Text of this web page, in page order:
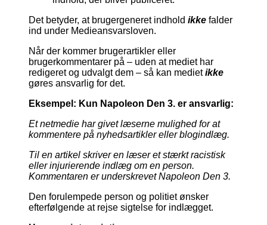
Det betyder, at brugergeneret indhold ikke falder
ind under Medieansvarsloven.
Når der kommer brugerartikler eller
brugerkommentarer på – uden at mediet har
redigeret og udvalgt dem – så kan medietikke
gøres ansvarlig for det.
Eksempel: Kun Napoleon Den 3. er ansvarlig:
Et netmedie har givet læserne mulighed for at
kommentere på nyhedsartikler eller blogindlæg.
Til en artikel skriver en læser et stærkt racistisk
eller injurierende indlæg om en person.
Kommentaren er underskrevet Napoleon Den 3.
Den forulempede person og politiet ønsker
efterfølgende at rejse sigtelse for indlægget.